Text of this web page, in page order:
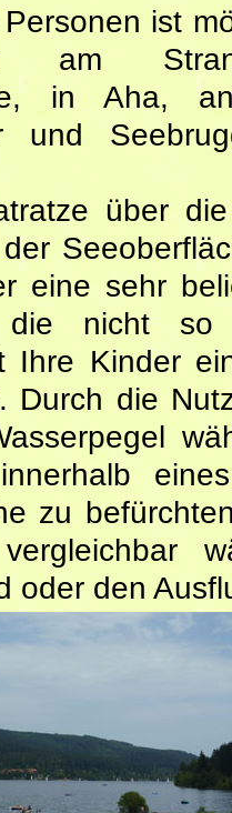
ist
am
in Aha,
und
über
eine sehr
die nicht so
Ihre Kinder
Durch die
zu
oder den